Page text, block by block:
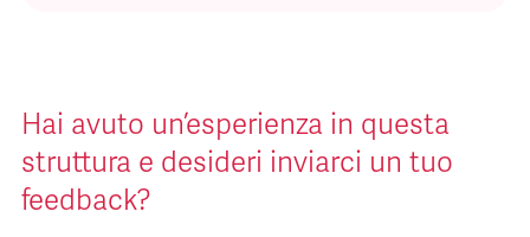
Hai avuto un’esperienza in questa
struttura e desideri inviarci un tuo
feedback?